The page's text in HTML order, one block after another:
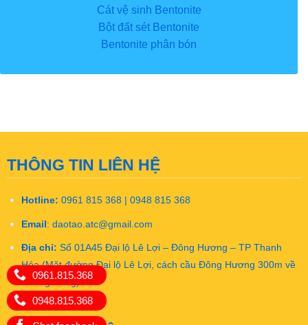
0961.815.368
0948.815.368
Cát vệ sinh Bentonite
Bột đất sét Bentonite
Bentonite phân bón
THÔNG TIN LIÊN HỆ
Hotline: 0961 815 368 | 0948 815 368
Email: daotao.atc@gmail.com
Địa chỉ: Số 01A45 Đại lộ Lê Lợi – Đông Hương – TP Thanh
Hóa (Mặt đường Đại lộ Lê Lợi, cách cầu Đông Hương 300m về
hướng Đông)